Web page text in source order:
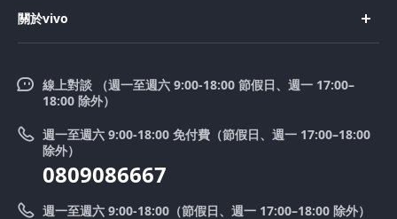
X200 FE
V50 Lite 5G
V50
購買配件
服務中心
Funtouch OS
零配件價格查詢
送修服務
關於vivo
新聞中心
法律聲明
優惠活動
線上對談 （週一至週六 9:00-18:00 節假日、週一 17:00–
18:00 除外）
週一至週六 9:00-18:00 免付費（節假日、週一 17:00–18:00
除外）
0809086667
週一至週六 9:00-18:00（節假日、週一 17:00–18:00 除外）